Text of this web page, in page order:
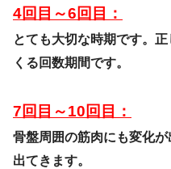
4回目～6回目：
とても大切な時期です。
くる回数期間です。
7回目～10回目：
骨盤周囲の筋肉にも変化
出てきます。